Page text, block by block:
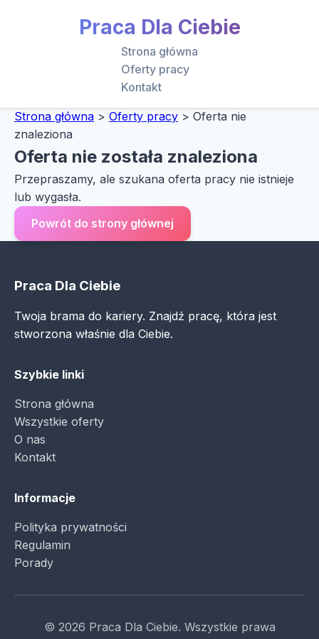
Praca Dla Ciebie
Strona główna
Oferty pracy
Kontakt
Strona główna > Oferty pracy > Oferta nie
znaleziona
Oferta nie została znaleziona
Przepraszamy, ale szukana oferta pracy nie istnieje
lub wygasła.
Powrót do strony głównej
Praca Dla Ciebie
Twoja brama do kariery. Znajdź pracę, która jest
stworzona właśnie dla Ciebie.
Szybkie linki
Strona główna
Wszystkie oferty
O nas
Kontakt
Informacje
Polityka prywatności
Regulamin
Porady
© 2026 Praca Dla Ciebie. Wszystkie prawa